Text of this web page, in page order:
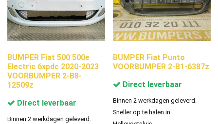
BUMPER Fiat 500 500e
Electric 6xpdc 2020-2023
VOORBUMPER 2-B8-
12509z
Direct leverbaar
Binnen 2 werkdagen geleverd.
BUMPER Fiat Punto
VOORBUMPER 2-B1-6387z
Direct leverbaar
Binnen 2 werkdagen geleverd.
Sneller op te halen in